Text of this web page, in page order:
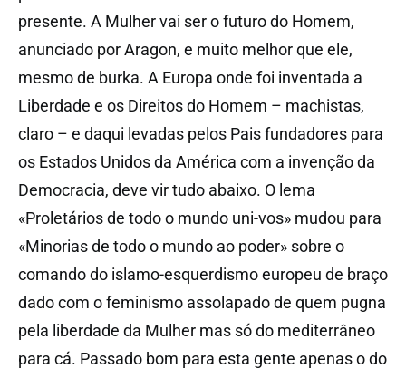
presente. A Mulher vai ser o futuro do Homem,
anunciado por Aragon, e muito melhor que ele,
mesmo de burka. A Europa onde foi inventada a
Liberdade e os Direitos do Homem – machistas,
claro – e daqui levadas pelos Pais fundadores para
os Estados Unidos da América com a invenção da
Democracia, deve vir tudo abaixo. O lema
«Proletários de todo o mundo uni-vos» mudou para
«Minorias de todo o mundo ao poder» sobre o
comando do islamo-esquerdismo europeu de braço
dado com o feminismo assolapado de quem pugna
pela liberdade da Mulher mas só do mediterrâneo
para cá. Passado bom para esta gente apenas o do